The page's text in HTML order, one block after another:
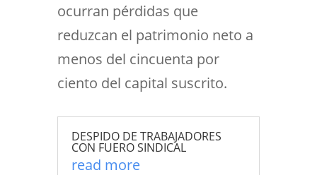
ocurran pérdidas que
reduzcan el patrimonio neto a
menos del cincuenta por
ciento del capital suscrito.
DESPIDO DE TRABAJADORES
CON FUERO SINDICAL
read more